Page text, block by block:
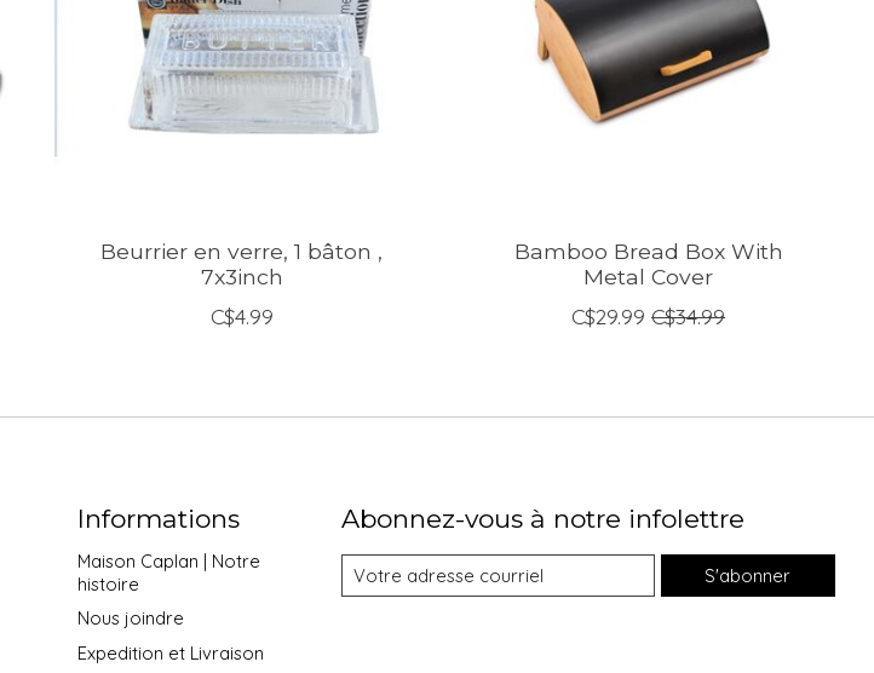
Beurrier en verre, 1 bâton ,
7x3inch
C$4.99
Bamboo Bread Box With
Metal Cover
C$29.99 C$34.99
Informations
Maison Caplan | Notre
histoire
Nous joindre
Expedition et Livraison
Abonnez-vous à notre infolettre
S'abonner